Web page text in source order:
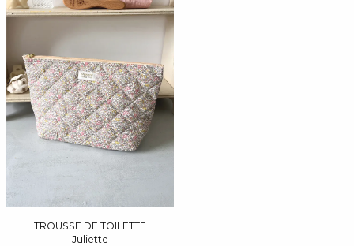
TROUSSE DE TOILETTE
Juliette